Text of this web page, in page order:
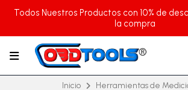
Todos Nuestros Productos con 10% de
la compra
Inicio
Herramientas de